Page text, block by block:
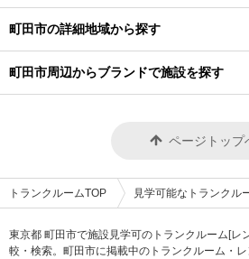
町田市の詳細地域から探す
町田市周辺からブランドで施設を探す
ページトップ
トランクルームTOP 見学可能なトランクル
東京都 町田市で施設見学可のトランクルーム[レ
較・検索。町田市に掲載中のトランクルーム・